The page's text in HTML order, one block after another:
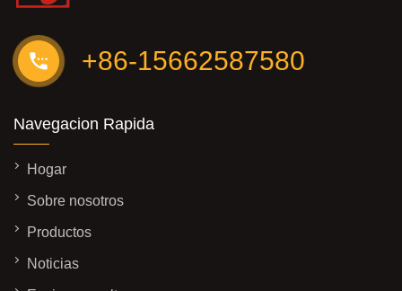
+86-15662587580
Navegacion Rapida
Hogar
Sobre nosotros
Productos
Noticias